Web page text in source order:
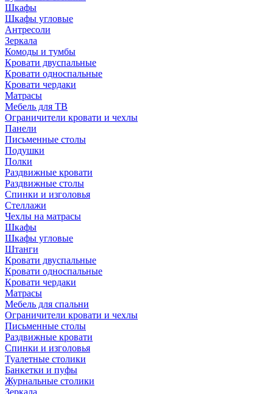
Шкафы
Шкафы угловые
Антресоли
Зеркала
Комоды и тумбы
Кровати двуспальные
Кровати односпальные
Кровати чердаки
Матрасы
Мебель для ТВ
Ограничители кровати и чехлы
Панели
Письменные столы
Подушки
Полки
Раздвижные кровати
Раздвижные столы
Спинки и изголовья
Стеллажи
Чехлы на матрасы
Шкафы
Шкафы угловые
Штанги
Кровати двуспальные
Кровати односпальные
Кровати чердаки
Матрасы
Мебель для спальни
Ограничители кровати и чехлы
Письменные столы
Раздвижные кровати
Спинки и изголовья
Туалетные столики
Банкетки и пуфы
Журнальные столики
Зеркала